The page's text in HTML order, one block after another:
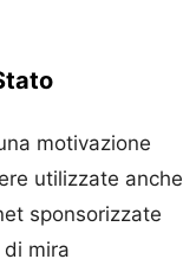
motivazione
utilizzate anche
sponsorizzate
mira